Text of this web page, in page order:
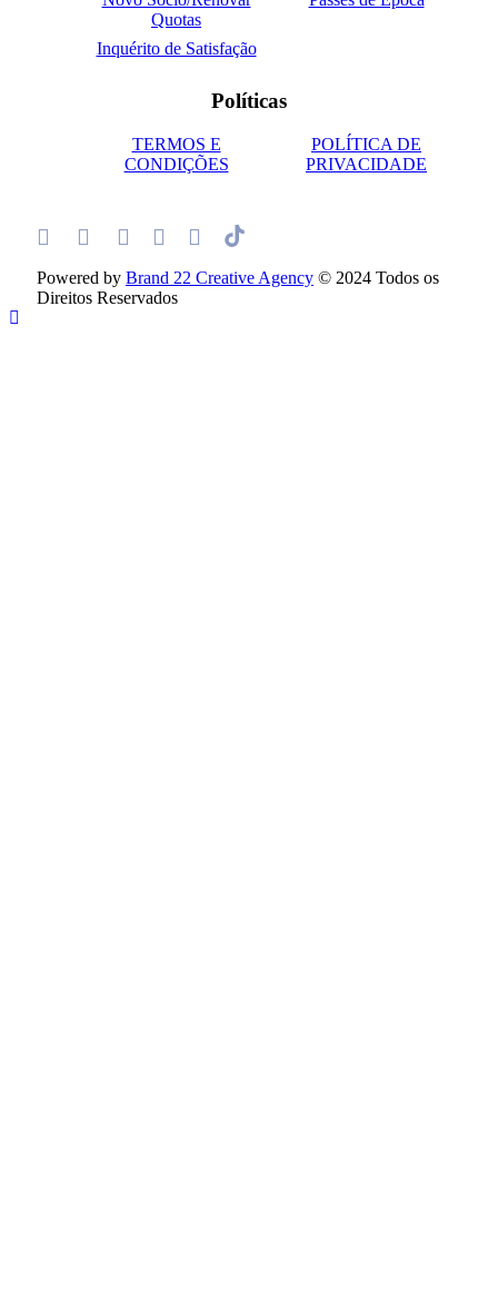
Quotas
Inquérito de Satisfação
Políticas
TERMOS E
CONDIÇÕES
POLÍTICA DE
PRIVACIDADE
Powered by Brand 22 Creative Agency © 2024 Todos os
Direitos Reservados